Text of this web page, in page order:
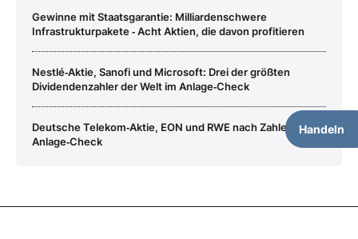
Handeln
Gewinne mit Staatsgarantie: Milliardenschwere
Infrastrukturpakete ‑ Acht Aktien, die davon profitieren
Nestlé‑Aktie, Sanofi und Microsoft: Drei der größten
Dividendenzahler der Welt im Anlage‑Check
Deutsche Telekom‑Aktie, EON und RWE nach Zahlen im
Anlage‑Check